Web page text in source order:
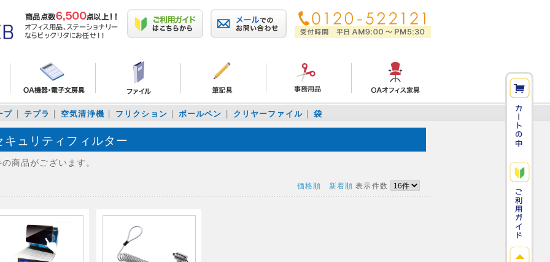
プ テプラ 空気清浄機 フリクション ボールペン クリヤーファイル 袋
キュリティフィルター
の商品がございます。
価格順 新着順 表示件数